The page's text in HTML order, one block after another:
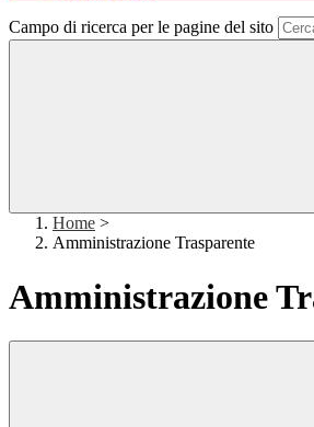
Campo di ricerca per le pagine del sito
Home >
Amministrazione Trasparente
Amministrazione